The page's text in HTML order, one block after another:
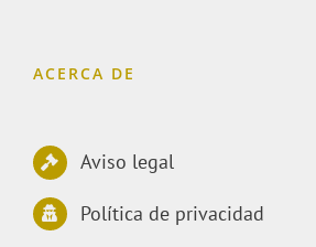
ACERCA DE
Aviso legal
Política de privacidad